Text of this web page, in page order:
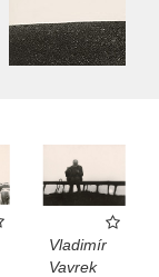
Vladimír
Vavrek